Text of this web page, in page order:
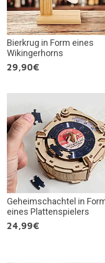
Bierkrug in Form eines
Wikingerhorns
29,90€
Geheimschachtel in
eines Plattenspielers
24,99€